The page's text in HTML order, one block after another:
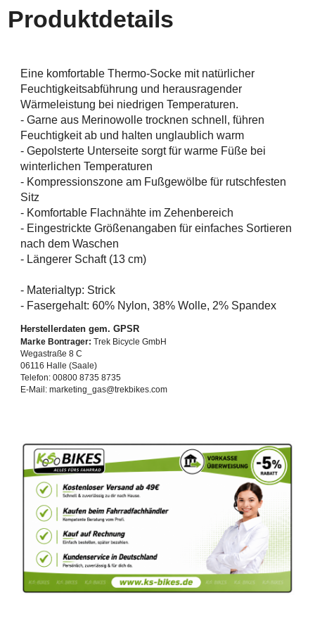
Produktdetails
Eine komfortable Thermo-Socke mit natürlicher
Feuchtigkeitsabführung und herausragender
Wärmeleistung bei niedrigen Temperaturen.
- Garne aus Merinowolle trocknen schnell, führen
Feuchtigkeit ab und halten unglaublich warm
- Gepolsterte Unterseite sorgt für warme Füße bei
winterlichen Temperaturen
- Kompressionszone am Fußgewölbe für rutschfesten
Sitz
- Komfortable Flachnähte im Zehenbereich
- Eingestrickte Größenangaben für einfaches Sortieren
nach dem Waschen
- Längerer Schaft (13 cm)
- Materialtyp: Strick
- Fasergehalt: 60% Nylon, 38% Wolle, 2% Spandex
Herstellerdaten gem. GPSR
Marke Bontrager: Trek Bicycle GmbH
Wegastraße 8 C
06116 Halle (Saale)
Telefon: 00800 8735 8735
E-Mail: marketing_gas@trekbikes.com